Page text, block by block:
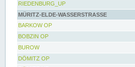
RIEDENBURG_UP
MÜRITZ-ELDE-WASSERSTRASSE
BARKOW OP
BOBZIN OP
BUROW
DÖMITZ OP